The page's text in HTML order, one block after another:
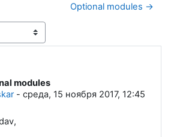
Optional modules →
modules
- среда, 15 ноября 2017, 12:45
0